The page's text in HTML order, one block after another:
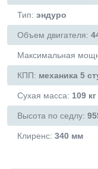
Тип: эндуро
Объем двигателя:
Максимальная
КПП: механика 5
Сухая масса: 109 кг
Высота по седлу:
Клиренс: 340 мм